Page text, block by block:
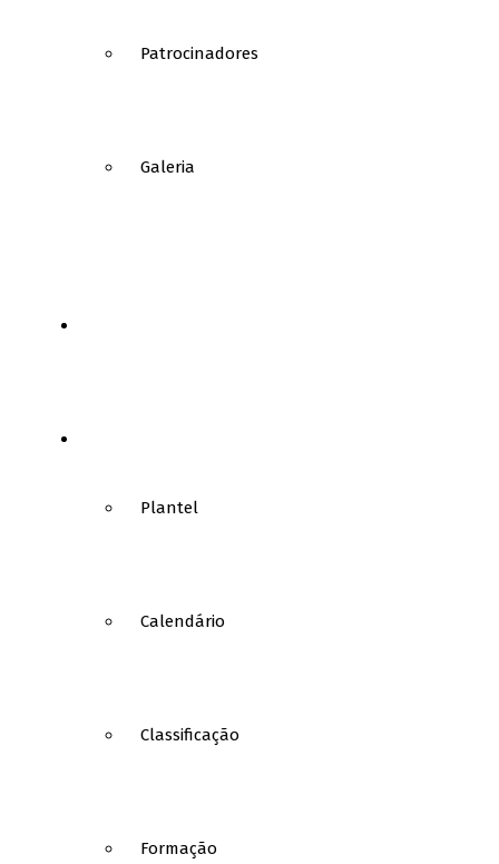
Patrocinadores
Galeria
Plantel
Calendário
Classificação
Formação